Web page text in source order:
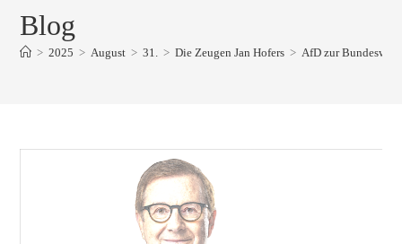
Blog
> 2025 > August > 31. > Die Zeugen Jan Hofers > AfD zur